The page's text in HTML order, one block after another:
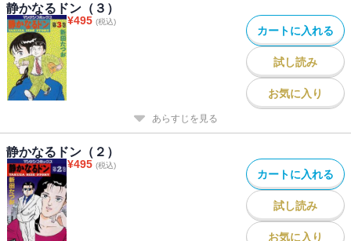
静かなるドン（３）
¥495 (税込)
カートに入れる
試し読み
お気に入り
あらすじを見る
静かなるドン（２）
¥495 (税込)
カートに入れる
試し読み
お気に入り